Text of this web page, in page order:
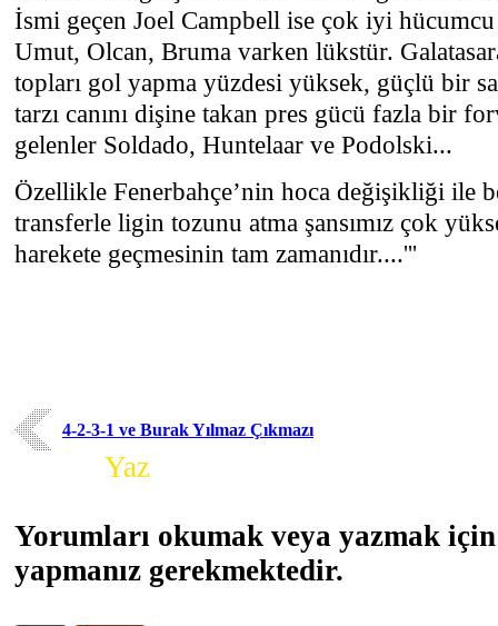
İsmi geçen Joel Campbell ise çok iyi
Umut, Olcan, Bruma varken lükstür.
topları gol yapma yüzdesi yüksek, güçlü bir
tarzı canını dişine takan pres gücü fazla bir
gelenler Soldado, Huntelaar ve Podolski...
Özellikle Fenerbahçe’nin hoca değişikliği ile
transferle ligin tozunu atma şansımız çok
harekete geçmesinin tam zamanıdır....'''
4-2-3-1 ve Burak Yılmaz Çıkmazı
Yaz
Yorumları okumak veya yazmak
yapmanız gerekmektedir.